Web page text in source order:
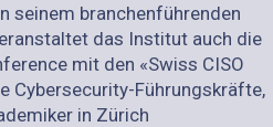
seinem branchenführenden
das Institut auch die
mit den «Swiss CISO
Cybersecurity-Führungskräfte,
in Zürich